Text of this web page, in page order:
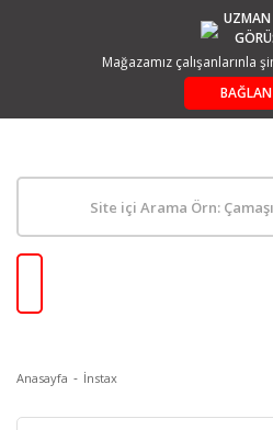
UZMAN
Mağazamız çalışanlarınla
BAĞLAN
Anasayfa İnstax